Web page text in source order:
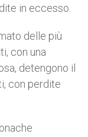
in eccesso.
delle più
con una
detengono il
con perdite